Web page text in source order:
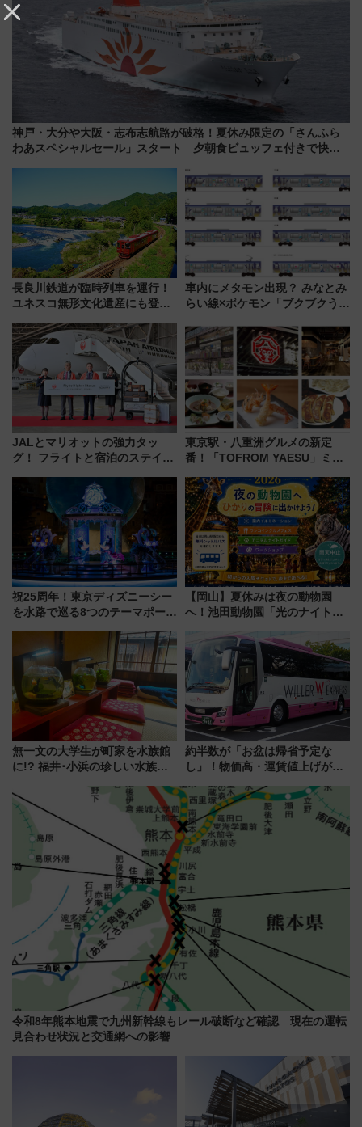
神戸・大分や大阪・志布志航路が破格！夏休み限定の「さんふら
わあスペシャルセール」スタート 夕朝食ビュッフェ付きで快適
長良川鉄道が臨時列車を運行！
ユネスコ無形文化遺産にも登録
に 乗車には予約が必要
車内にメタモン出現？ みなとみ
らい線×ポケモン「ブクブクうみ
行開始に！ この夏は直通列車で
横浜へ！
JALとマリオットの強力タッ
グ！ フライトと宿泊のステイタ
上級会員資格を効率よく獲得す
る方法を解説
東京駅・八重洲グルメの新定
番！「TOFROM YAESU」ミシ
舗が集結した食の空間を徹底解
剖！（9/10開業）
祝25周年！東京ディズニーシー
を水路で巡る8つのテーマポート
【岡山】夏休みは夜の動物園
へ！池田動物園「光のナイトズ
無一文の大学生が町家を水族館
に!? 福井･小浜の珍しい水族
作体験、鯖街道の御食国など 小
浜観光レポ 第2弾
約半数が「お盆は帰省予定な
し」！物価高・運賃値上げが財
りたいけど……【WILLER お盆
帰省動向調査】
令和8年熊本地震で九州新幹線もレール破断など確認 現在の運転
見合わせ状況と交通網への影響